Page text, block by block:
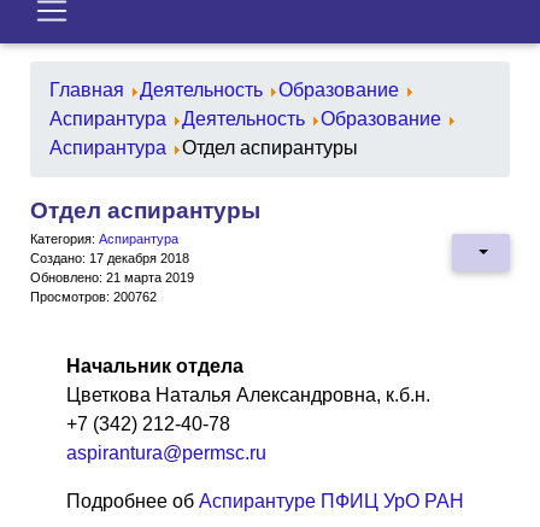
Главная Деятельность
Образование
Аспирантура
Деятельность
Образование
Аспирантура
Отдел аспирантуры
Отдел аспирантуры
Категория: Аспирантура
Создано: 17 декабря 2018
Обновлено: 21 марта 2019
Просмотров: 200762
Начальник отдела
Цветкова Наталья Александровна, к.б.н.
+7 (342) 212-40-78
aspirantura@permsc.ru
Подробнее об Аспирантуре ПФИЦ УрО РАН